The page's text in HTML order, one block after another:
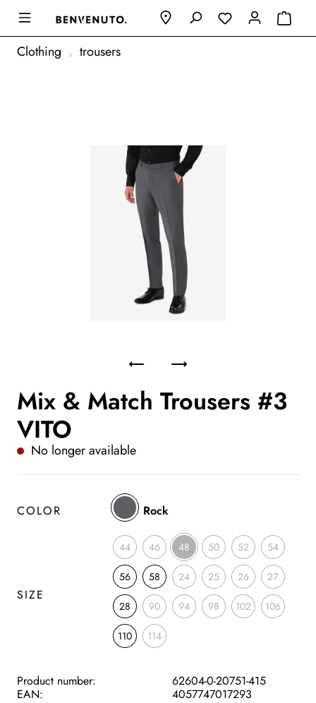
Clothing trousers
Mix & Match Trousers #3
VITO
No longer available
COLOR Rock
SIZE
44 46 48 50 52 54
56 58 24 25 26 27
28 90 94 98 102 106
110 114
Product number:
62604-0-20751-415
EAN:
4057747017293